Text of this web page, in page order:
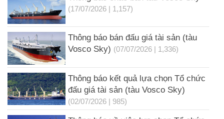
(17/07/2026 | 1,157)
Thông báo bán đấu giá tài sản (tàu
Vosco Sky) (07/07/2026 | 1,336)
Thông báo kết quả lựa chọn Tổ chức
đấu giá tài sản (tàu Vosco Sky)
(02/07/2026 | 985)